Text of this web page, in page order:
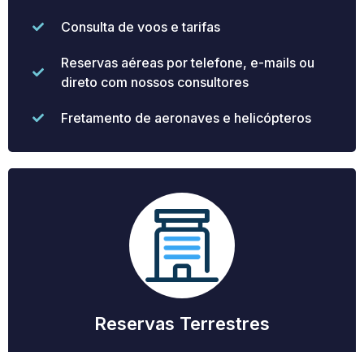
Consulta de voos e tarifas
Reservas aéreas por telefone, e-mails ou
direto com nossos consultores
Fretamento de aeronaves e helicópteros
Reservas Terrestres